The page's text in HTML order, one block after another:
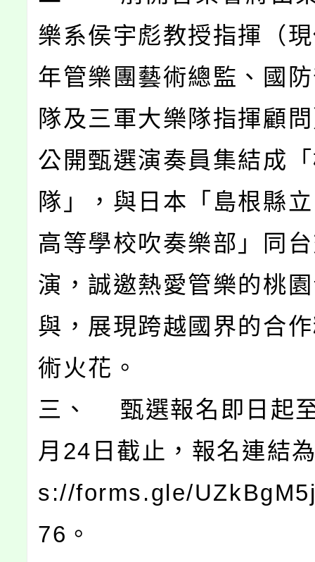
樂系侯宇彪教授指揮（
年管樂團藝術總監、國
隊及三軍大樂隊指揮顧
公開甄選演奏員集結成
隊」，與日本「島根縣
高等學校吹奏樂部」同
演，誠邀熱愛管樂的桃
與，展現跨越國界的合
術火花。
三、 甄選報名即日起
月24日截止，報名連結
s://forms.gle/
76。